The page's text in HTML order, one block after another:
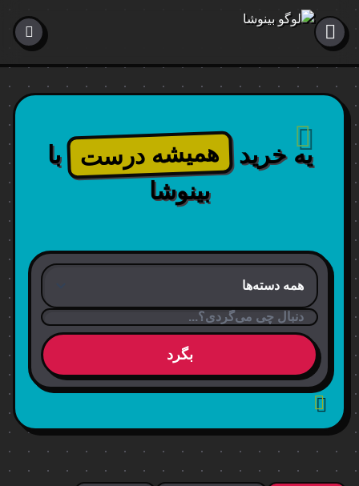
یه خرید همیشه درست با
بینوشا
بگرد